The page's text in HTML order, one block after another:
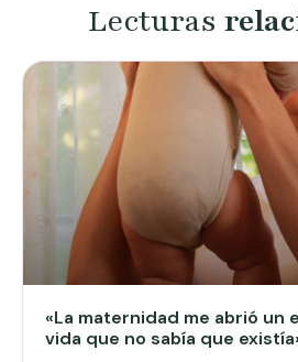
Lecturas
«La maternidad me abrió un
vida que no sabía que